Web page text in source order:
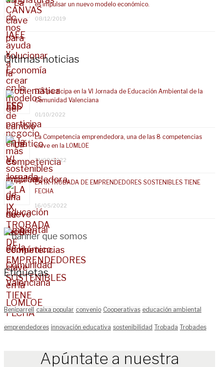
es impulsar un nuevo modelo económico.
08/12/2019
Últimas noticias
EES participa en la VI Jornada de Educación Ambiental de la
Comunidad Valenciana
01/10/2022
La Competencia emprendedora, una de las 8 competencias
clave en la LOMLOE
21/09/2022
LA IX TROBADA DE EMPRENDEDORES SOSTENIBLES TIENE
FECHA
16/05/2022
Etiquetas
Beniparrell caixa popular convenio Cooperativas educación ambiental
emprendedores innovación educativa sostenibilidad Trobada Trobades
Apúntate a nuestra